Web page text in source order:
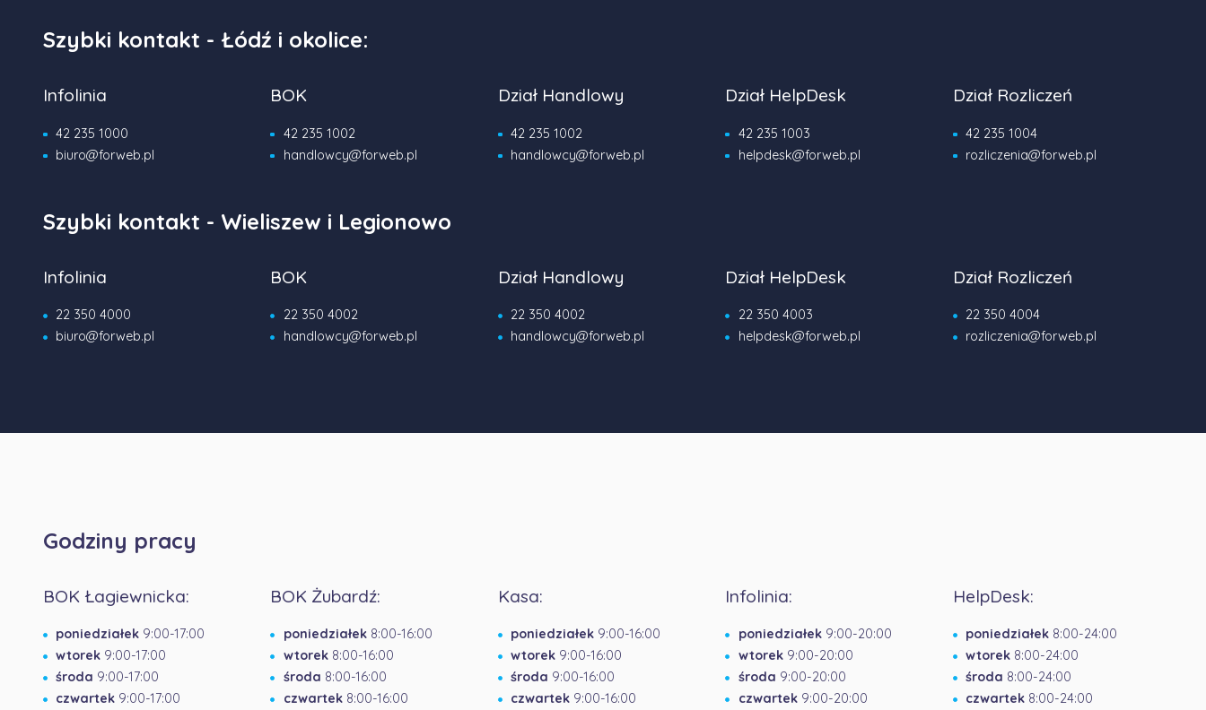
Szybki kontakt - Łódź i okolice:
Infolinia
42 235 1000
biuro@forweb.pl
BOK
42 235 1002
handlowcy@forweb.pl
Dział Handlowy
42 235 1002
handlowcy@forweb.pl
Dział HelpDesk
42 235 1003
helpdesk@forweb.pl
Dział Rozliczeń
42 235 1004
rozliczenia@forweb.pl
Szybki kontakt - Wieliszew i Legionowo
Infolinia
22 350 4000
biuro@forweb.pl
BOK
22 350 4002
handlowcy@forweb.pl
Dział Handlowy
22 350 4002
handlowcy@forweb.pl
Dział HelpDesk
22 350 4003
helpdesk@forweb.pl
Dział Rozliczeń
22 350 4004
rozliczenia@forweb.pl
Godziny pracy
BOK Łagiewnicka:
poniedziałek 9:00-17:00
wtorek 9:00-17:00
środa 9:00-17:00
czwartek 9:00-17:00
BOK Żubardź:
poniedziałek8:00-16:00
wtorek8:00-16:00
środa 8:00-16:00
czwartek8:00-16:00
Kasa:
poniedziałek 9:00-16:00
wtorek 9:00-16:00
środa 9:00-16:00
czwartek 9:00-16:00
Infolinia:
poniedziałek9:00-20:00
wtorek9:00-20:00
środa 9:00-20:00
czwartek9:00-20:00
HelpDesk:
poniedziałek 8:00-24:00
wtorek 8:00-24:00
środa 8:00-24:00
czwartek 8:00-24:00